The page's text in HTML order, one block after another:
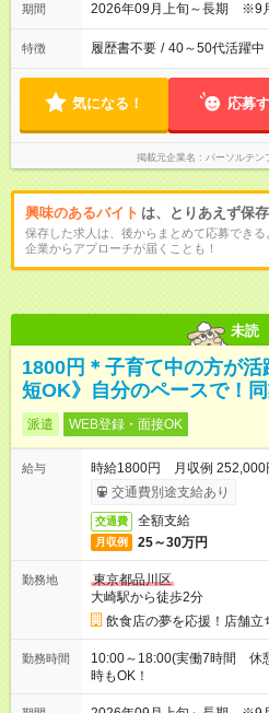
期間 2026年09月上旬～長期 ※9
特徴 履歴書不要 / 40～50代活躍中
気になる！ 応募
掲載元企業名 パーソルテン
興味のあるバイト は、とりあえず保
保存した求人は、後からまとめて応募できる
企業からアプローチが届くことも！
未読
1800円＊子育て中の方が
短OK》自分のペースで！
派遣 WEB登録・面接OK
給与
時給1800円 月収例 252,000
交通費別途支給あり
交通費 全額支給
月収例 25～30万円
勤務地
東京都品川区
大崎駅から徒歩2分
飲食店の夢を応援！店舗立
勤務時間
10:00～18:00(実働7時間 休
時もOK！